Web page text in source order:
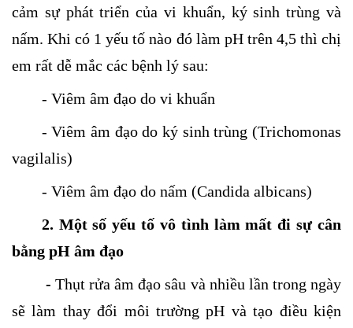
cảm sự phát triển của vi khuẩn, ký sinh trùng và
nấm. Khi có 1 yếu tố nào đó làm pH trên 4,5 thì chị
em rất dễ mắc các bệnh lý sau:
- Viêm âm đạo do vi khuẩn
- Viêm âm đạo do ký sinh trùng (Trichomonas
vagilalis)
- Viêm âm đạo do nấm (Candida albicans)
2. Một số yếu tố vô tình làm mất đi sự cân
bằng pH âm đạo
-Thụt rửa âm đạo sâu và nhiều lần trong ngày
sẽ làm thay đổi môi trường pH và tạo điều kiện